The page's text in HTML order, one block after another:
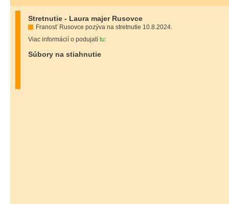
Stretnutie - Laura majer Rusovce
Franosť Rusovce pozýva na stretnutie 10.8.2024.
Viac informácií o podujatí tu:
Súbory na stiahnutie